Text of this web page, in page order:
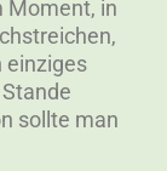
Moment, in
einziges
sollte man